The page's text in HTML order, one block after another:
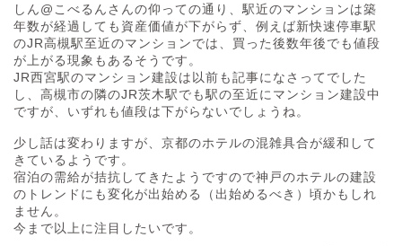
しん@こべるんさんの仰っての通り、駅近のマンションは築
年数が経過しても資産価値が下がらず、例えば新快速停車駅
のJR高槻駅至近のマンションでは、買った後数年後でも値段
が上がる現象もあるそうです。
JR西宮駅のマンション建設は以前も記事になさってでした
し、高槻市の隣のJR茨木駅でも駅の至近にマンション建設中
ですが、いずれも値段は下がらないでしょうね。
少し話は変わりますが、京都のホテルの混雑具合が緩和して
きているようです。
宿泊の需給が拮抗してきたようですので神戸のホテルの建設
のトレンドにも変化が出始める（出始めるべき）頃かもしれ
ません。
今まで以上に注目したいです。